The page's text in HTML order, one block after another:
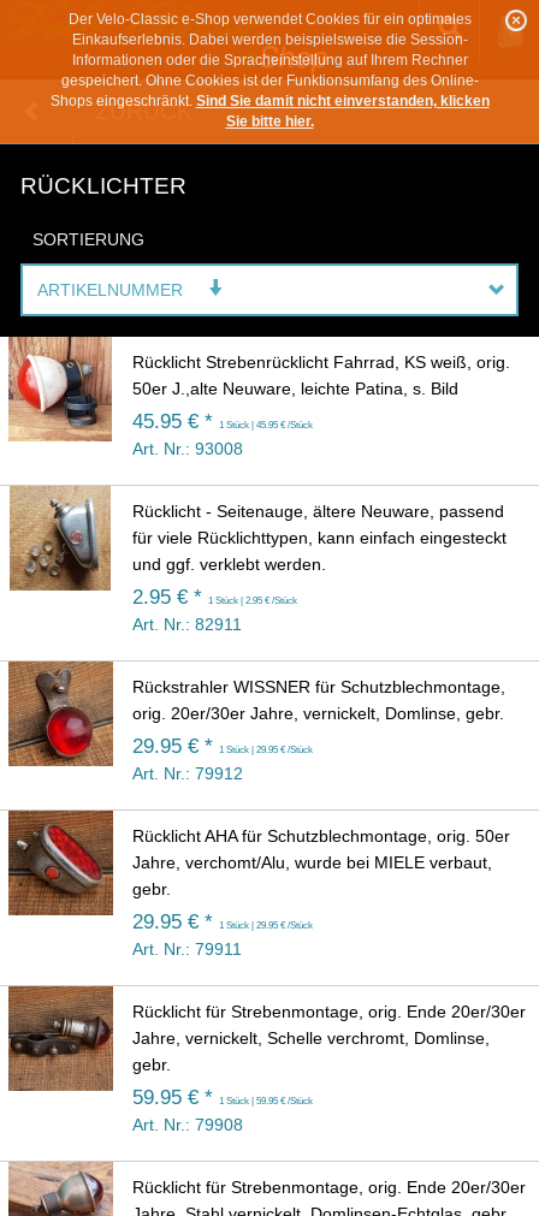
Der Velo-Classic e-Shop verwendet Cookies für ein optimales
Einkaufserlebnis. Dabei werden beispielsweise die Session-
Informationen oder die Spracheinstellung auf Ihrem Rechner
gespeichert. Ohne Cookies ist der Funktionsumfang des Online-
Shops eingeschränkt. Sind Sie damit nicht einverstanden, klicken
Sie bitte hier.
ZURÜCK
RÜCKLICHTER
SORTIERUNG
ARTIKELNUMMER
Rücklicht Strebenrücklicht Fahrrad, KS weiß, orig.
50er J.,alte Neuware, leichte Patina, s. Bild
45.95 € * 1 Stück | 45.95 € /Stück
Art. Nr.: 93008
Rücklicht - Seitenauge, ältere Neuware, passend
für viele Rücklichttypen, kann einfach eingesteckt
und ggf. verklebt werden.
2.95 € * 1 Stück | 2.95 € /Stück
Art. Nr.: 82911
Rückstrahler WISSNER für Schutzblechmontage,
orig. 20er/30er Jahre, vernickelt, Domlinse, gebr.
29.95 € * 1 Stück | 29.95 € /Stück
Art. Nr.: 79912
Rücklicht AHA für Schutzblechmontage, orig. 50er
Jahre, verchomt/Alu, wurde bei MIELE verbaut,
gebr.
29.95 € * 1 Stück | 29.95 € /Stück
Art. Nr.: 79911
Rücklicht für Strebenmontage, orig. Ende 20er/30er
Jahre, vernickelt, Schelle verchromt, Domlinse,
gebr.
59.95 € * 1 Stück | 59.95 € /Stück
Art. Nr.: 79908
Rücklicht für Strebenmontage, orig. Ende 20er/30er